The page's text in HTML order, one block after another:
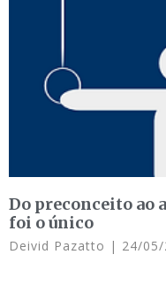
Do preconceito ao
foi o único
Deivid Pazatto 24/05/